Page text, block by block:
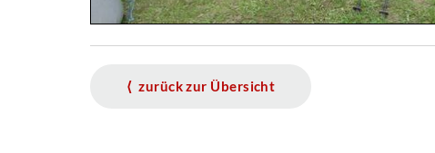
⟨ zurück zur Übersicht